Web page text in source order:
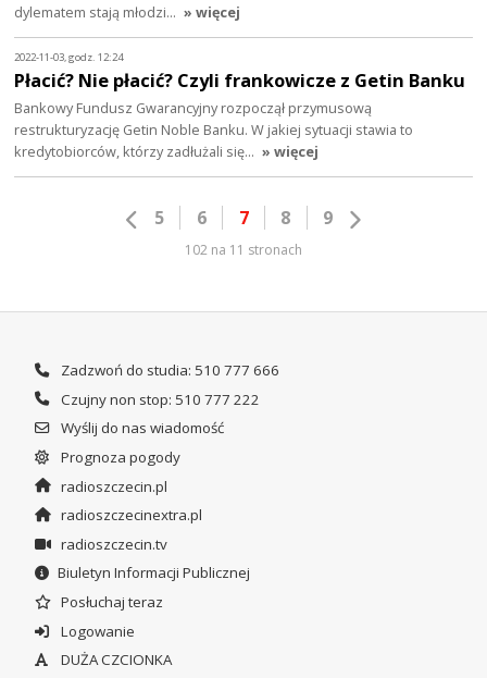
dylematem stają młodzi… » więcej
2022-11-03, godz. 12:24
Płacić? Nie płacić? Czyli frankowicze z Getin Banku
Bankowy Fundusz Gwarancyjny rozpoczął przymusową
restrukturyzację Getin Noble Banku. W jakiej sytuacji stawia to
kredytobiorców, którzy zadłużali się… » więcej
5 6 7 8 9
102 na 11 stronach
Zadzwoń do studia: 510 777 666
Czujny non stop: 510 777 222
Wyślij do nas wiadomość
Prognoza pogody
radioszczecin.pl
radioszczecinextra.pl
radioszczecin.tv
Biuletyn Informacji Publicznej
Posłuchaj teraz
Logowanie
DUŻA CZCIONKA